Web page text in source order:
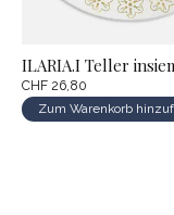
ILARIA.I Teller
CHF 26,80
Zum Warenkorb